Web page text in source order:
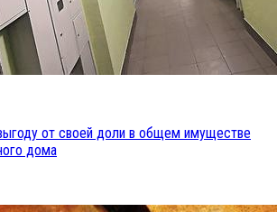
от своей доли в общем имуществе
дома